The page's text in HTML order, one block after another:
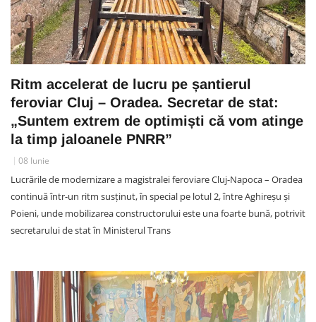
Ritm accelerat de lucru pe șantierul
feroviar Cluj – Oradea. Secretar de stat:
„Suntem extrem de optimiști că vom atinge
la timp jaloanele PNRR”
08 Iunie
Lucrările de modernizare a magistralei feroviare Cluj-Napoca – Oradea
continuă într-un ritm susținut, în special pe lotul 2, între Aghireșu și
Poieni, unde mobilizarea constructorului este una foarte bună, potrivit
secretarului de stat în Ministerul Trans